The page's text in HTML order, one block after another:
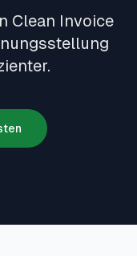
Clean Invoice